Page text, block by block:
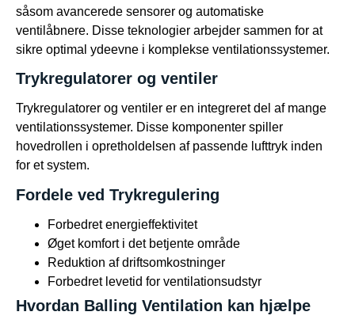
såsom avancerede sensorer og automatiske
ventilåbnere. Disse teknologier arbejder sammen for at
sikre optimal ydeevne i komplekse ventilationssystemer.
Trykregulatorer og ventiler
Trykregulatorer og ventiler er en integreret del af mange
ventilationssystemer. Disse komponenter spiller
hovedrollen i opretholdelsen af passende lufttryk inden
for et system.
Fordele ved Trykregulering
Forbedret energieffektivitet
Øget komfort i det betjente område
Reduktion af driftsomkostninger
Forbedret levetid for ventilationsudstyr
Hvordan Balling Ventilation kan hjælpe